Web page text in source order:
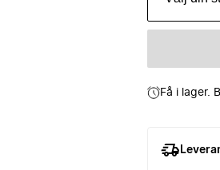
Få i lager.